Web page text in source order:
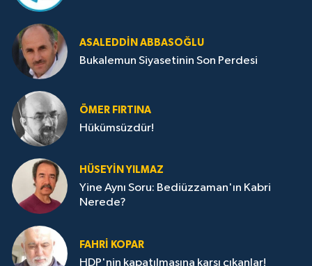
ASALEDDIN ABBASOĞLU
Bukalemun Siyasetinin Son Perdesi
ÖMER FIRTINA
Hükümsüzdür!
HÜSEYIN YILMAZ
Yine Aynı Soru: Bediüzzaman'ın Kabri
Nerede?
FAHRI KOPAR
HDP'nin kapatılmasına karşı çıkanlar!